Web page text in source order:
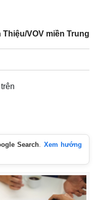
VOV miền Trung
Search. Xem hướng